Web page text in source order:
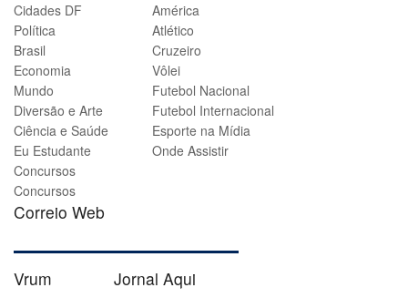
Cidades DF
Política
Brasil
Economia
Mundo
Diversão e Arte
Ciência e Saúde
Eu Estudante
Concursos
Concursos
Correio Web
América
Atlético
Cruzeiro
Vôlei
Futebol Nacional
Futebol Internacional
Esporte na Mídia
Onde Assistir
Vrum Jornal Aqui